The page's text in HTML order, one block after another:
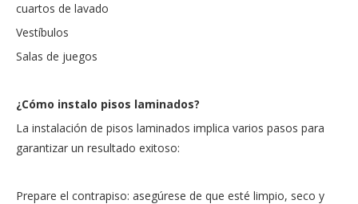
cuartos de lavado
Vestíbulos
Salas de juegos
¿Cómo instalo pisos laminados?
La instalación de pisos laminados implica varios pasos para
garantizar un resultado exitoso:
Prepare el contrapiso: asegúrese de que esté limpio, seco y